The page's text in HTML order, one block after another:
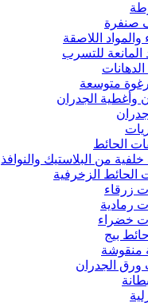
صنفرة
والمواد اللاصقة
المانعة للتسرب
متوسعة
وأغطية الجدران
الحائط
من البلاستيك والنوافذ
الحائط الزخرفية
زرقاء
رمادية
خضراء
بيج
منقوشة
ورق الجدران